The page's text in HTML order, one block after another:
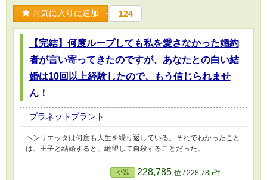
お気に入りに追加 124
【完結】何度ループしても私を愛さなかった婚約
者が言い寄ってきたのですが、あなたとの白い結
婚は10回以上経験したので、もう信じられませ
ん！
プラネットプラント
ヘンリエッタは何度も人生を繰り返している。それでわかったこと
は、王子と結婚すると、絶望して自殺することだった。
小説 228,785 位 / 228,785件